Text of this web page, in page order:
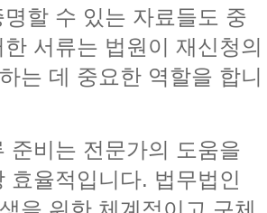
할 수 있는 자료들도 중
서류는 법원이 재신청의
는 데 중요한 역할을 합니
준비는 전문가의 도움을
효율적입니다. 법무법인